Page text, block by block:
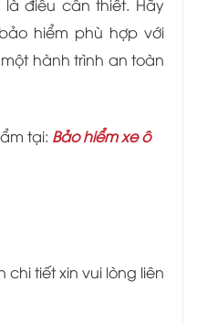
là điều cần thiết. Hãy
hiểm phù hợp với
hành trình an toàn
tại: Bảo hiểm xe ô
tiết xin vui lòng liên